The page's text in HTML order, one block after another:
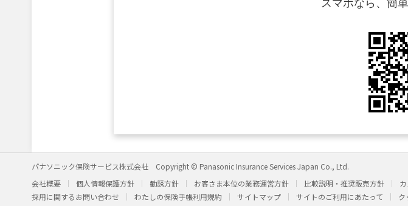
スマホなら、簡
パナソニック保険サービス株式会社
Copyright © Panasonic Insurance Services Japan Co., Ltd.
会社概要
個人情報保護方針 勧誘方針 お客さま本位の業務運営方針 比較説明・推奨販売方針
採用に関するお問い合わせ
わたしの保険手帳利用規約 サイトマップ サイトのご利用にあたって ク